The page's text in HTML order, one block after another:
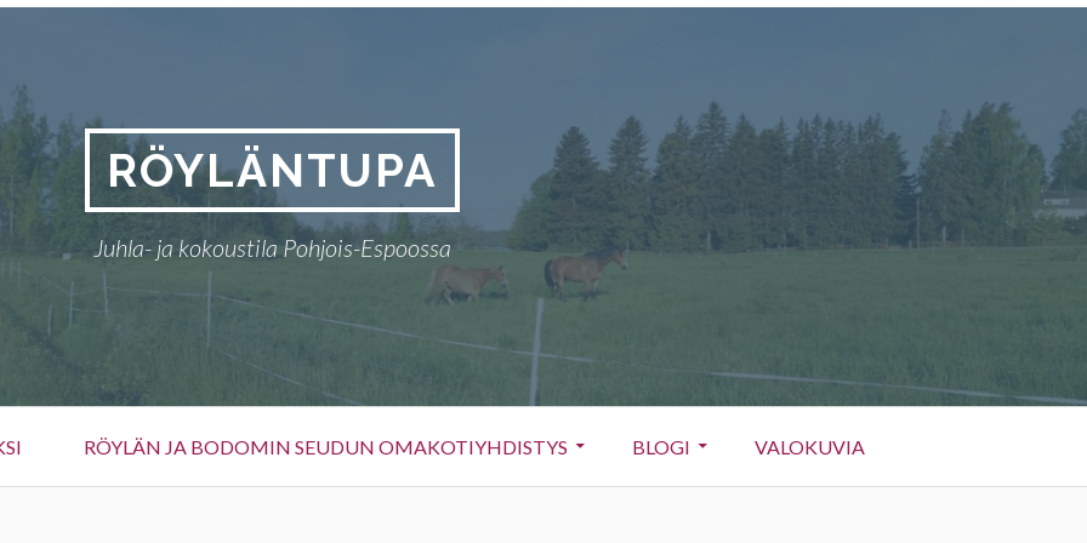
RÖYLÄNTUPA
Juhla- ja kokoustila Pohjois-Espoossa
RÖYLÄN JA BODOMIN SEUDUN OMAKOTIYHDISTYS BLOGI VALOKUVIA